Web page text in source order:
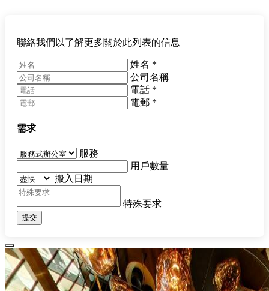
聯絡我們以了解更多關於此列表的信息
姓名 *
公司名稱
電話 *
電郵 *
需求
服務
用戶數量
搬入日期
特殊要求
提交